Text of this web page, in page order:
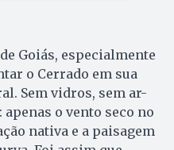
Goiás, especialmente
o Cerrado em sua
Sem vidros, sem ar-
o vento seco no
nativa e a paisagem